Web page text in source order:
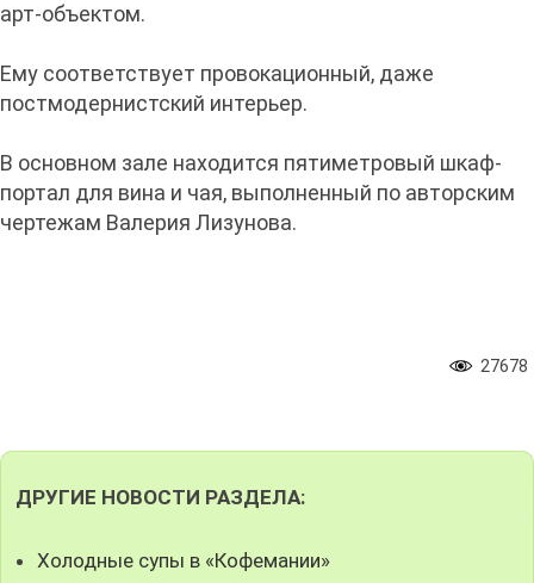
арт-объектом.
Ему соответствует провокационный, даже
постмодернистский интерьер.
В основном зале находится пятиметровый шкаф-
портал для вина и чая, выполненный по авторским
чертежам Валерия Лизунова.
27678
ДРУГИЕ НОВОСТИ РАЗДЕЛА:
Холодные супы в «Кофемании»